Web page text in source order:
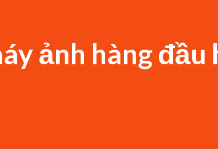
ảnh hàng đầu